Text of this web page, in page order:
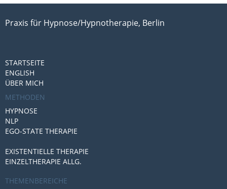
Praxis für Hypnose/Hypnotherapie, Berlin
STARTSEITE
ENGLISH
ÜBER MICH
METHODEN
HYPNOSE
NLP
EGO-STATE THERAPIE
EXISTENTIELLE THERAPIE
EINZELTHERAPIE ALLG.
THEMENBEREICHE